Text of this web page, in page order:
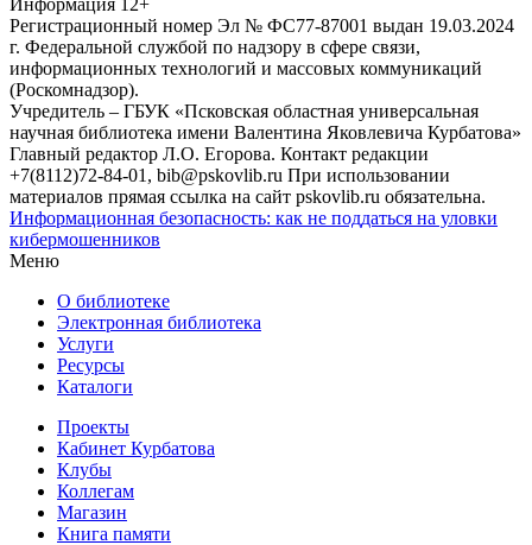
Регистрационный номер Эл № ФС77-87001 выдан 19.03.2024
г. Федеральной службой по надзору в сфере связи,
информационных технологий и массовых коммуникаций
(Роскомнадзор).
Учредитель – ГБУК «Псковская областная универсальная
научная библиотека имени Валентина Яковлевича Курбатова»
Главный редактор Л.О. Егорова. Контакт редакции
+7(8112)72-84-01, bib@pskovlib.ru При использовании
материалов прямая ссылка на сайт pskovlib.ru обязательна.
Информационная безопасность: как не поддаться на уловки
кибермошенников
Меню
О библиотеке
Электронная библиотека
Услуги
Ресурсы
Каталоги
Проекты
Кабинет Курбатова
Клубы
Коллегам
Магазин
Книга памяти